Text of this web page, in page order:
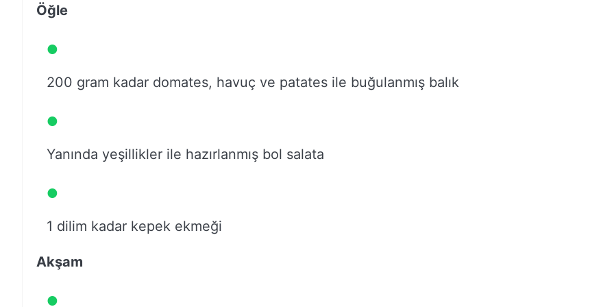
Öğle
200 gram kadar domates, havuç ve patates ile buğulanmış balık
Yanında yeşillikler ile hazırlanmış bol salata
1 dilim kadar kepek ekmeği
Akşam